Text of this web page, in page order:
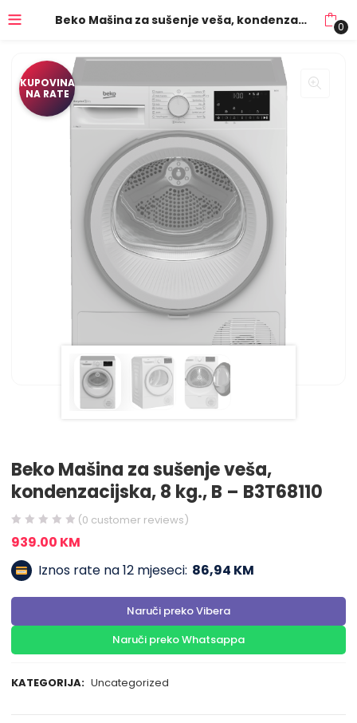
Beko Mašina za sušenje veša, kondenzacijska, 8 kg., B – B3T68110 0
KUPOVINA
NA RATE
Beko Mašina za sušenje veša,
kondenzacijska, 8 kg., B – B3T68110
(0 customer reviews)
939.00 KM
Iznos rate na 12 mjeseci: 86,94 KM
Naruči preko Vibera
Naruči preko Whatsappa
KATEGORIJA: Uncategorized